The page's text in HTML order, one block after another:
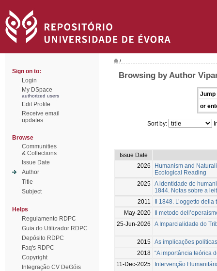
Sign on to:
Login
My DSpace
authorized users
Edit Profile
Receive email
updates
Browse
Communities
& Collections
Issue Date
Author
Title
Subject
Helps
Regulamento RDPC
Guia do Utilizador RDPC
Depósito RDPC
Faq's RDPC
Copyright
Integração CV DeGóis
/
Browsing by Author
Jump
or
Sort by:
Issue Date
2026
Humanism and
Ecological Reading
2025 A identidade de
1844. Notas sobre a
2011
Il 1848. L’oggetto
May-2020
Il metodo
25-Jun-2026
A Imparcialidade do
2015 As implicações
2018 “A importância teórica
11-Dec-2025
Intervenção